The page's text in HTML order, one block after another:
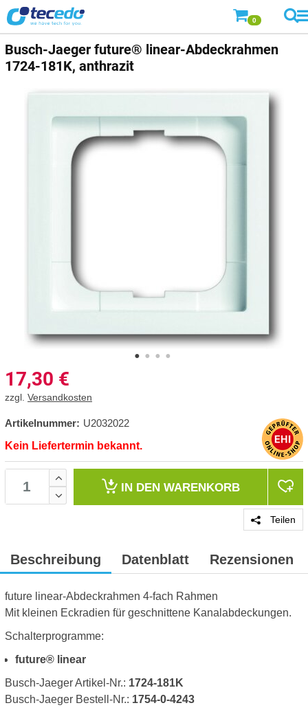
0
Busch-Jaeger future® linear-Abdeckrahmen
1724-181K, anthrazit
17,30 €
zzgl. Versandkosten
Artikelnummer: U2032022
Kein Liefertermin bekannt.
IN DEN WARENKORB
Teilen
Beschreibung Datenblatt Rezensionen
future linear-Abdeckrahmen 4-fach Rahmen
Mit kleinen Eckradien für geschnittene Kanalabdeckungen.
Schalterprogramme:
future® linear
Busch-Jaeger Artikel-Nr.: 1724-181K
Busch-Jaeger Bestell-Nr.: 1754-0-4243